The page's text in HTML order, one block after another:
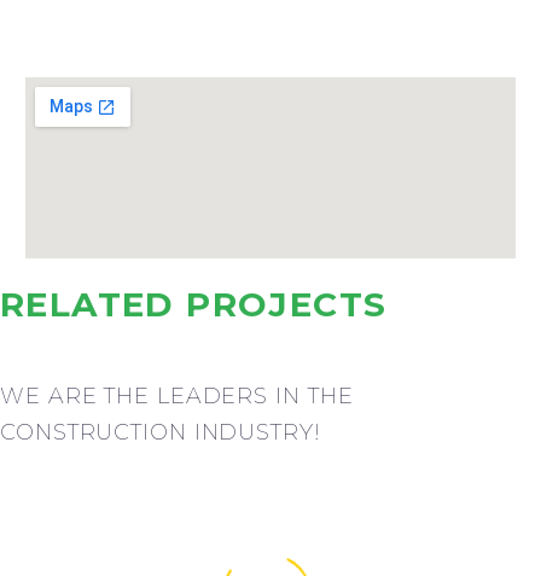
RELATED PROJECTS
WE ARE THE LEADERS IN THE
CONSTRUCTION INDUSTRY!